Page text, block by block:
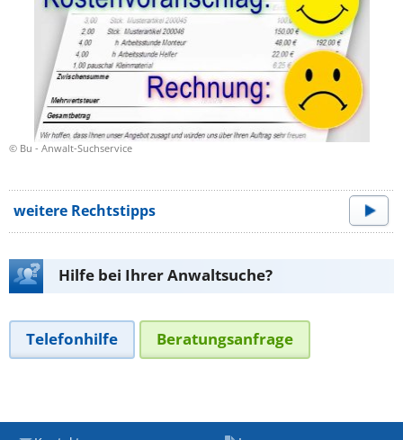
© Bu - Anwalt-Suchservice
weitere Rechtstipps
Hilfe bei Ihrer Anwaltsuche?
Telefonhilfe Beratungsanfrage